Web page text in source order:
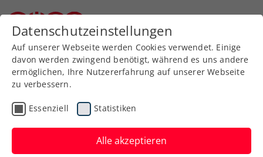
Informationen des
Wettspielausschusses
Datenschutzeinstellungen
Auf unserer Webseite werden Cookies verwendet. Einige
davon werden zwingend benötigt, während es uns andere
ermöglichen, Ihre Nutzererfahrung auf unserer Webseite
zu verbessern.
Essenziell Statistiken
Alle akzeptieren